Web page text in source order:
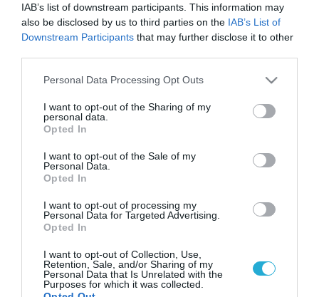
IAB’s list of downstream participants. This information may
also be disclosed by us to third parties on the IAB’s List of
Downstream Participants that may further disclose it to other
Please note that this website/app uses one or more Google
not limited to your visit or usage behaviour. You may click to
grant or deny consent to Google and its third-party tags to
use your data for below specified purposes in below Google
consent section.
Personal Data Processing Opt Outs
I want to opt-out of the Sharing of my
personal data.
Opted In
I want to opt-out of the Sale of my
Personal Data.
Opted In
I want to opt-out of processing my
Personal Data for Targeted Advertising.
Opted In
I want to opt-out of Collection, Use,
Retention, Sale, and/or Sharing of my
Personal Data that Is Unrelated with the
Purposes for which it was collected.